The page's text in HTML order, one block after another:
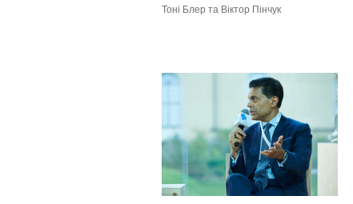
Тоні Блер та Віктор Пінчук